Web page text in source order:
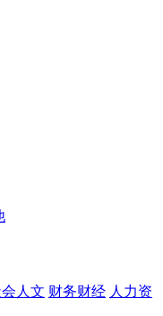
人文 财务财经 人力资